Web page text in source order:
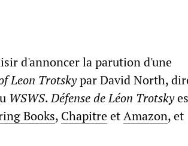
d'annoncer la parution d'une
Leon Trotskypar David North,
WSWS.Défense de Léon Trotsky
Books, ChapitreetAmazon, et